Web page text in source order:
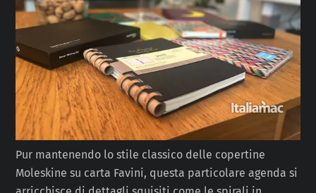
Pur mantenendo lo stile classico delle copertine
Moleskine su carta Favini, questa particolare agenda si